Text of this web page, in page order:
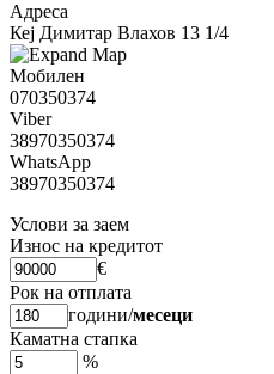
Адреса
Кеј Димитар Влахов 13 1/4
Мобилен
070350374
Viber
38970350374
WhatsApp
38970350374
Услови за заем
Износ на кредитот
€
Рок на отплата
години/месеци
Каматна стапка
%